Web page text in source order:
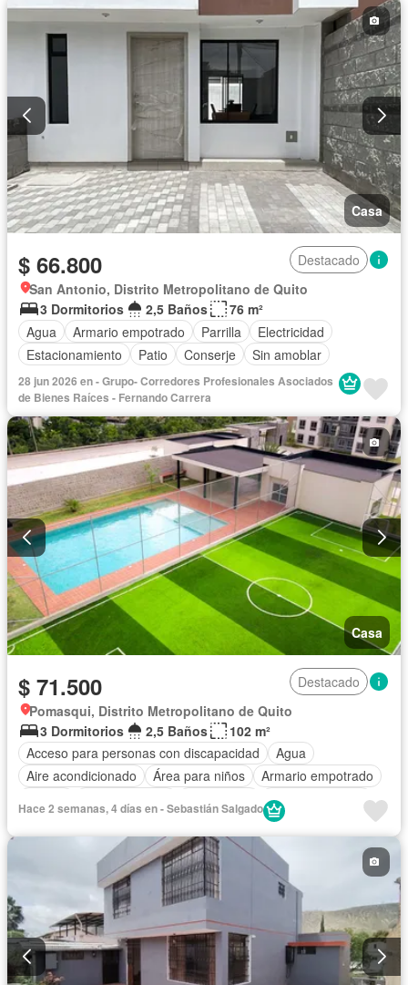
Casa
$ 66.800
Destacado
San Antonio, Distrito Metropolitano de Quito
3 Dormitorios
2,5 Baños
76 m²
Agua
Armario empotrado Parrilla
Electricidad
Estacionamiento
Patio Conserje Sin amoblar
28 jun 2026 en - Grupo- Corredores Profesionales Asociados
de Bienes Raíces - Fernando Carrera
Casa
$ 71.500
Destacado
Pomasqui, Distrito Metropolitano de Quito
3 Dormitorios
2,5 Baños
102 m²
Acceso para personas con discapacidad
Agua
Aire acondicionado
Área para niños
Armario empotrado
Estacionamiento
Piscina
Conserje
Vista panorámica Sin amoblar
Hace 2 semanas, 4 días en - Sebastián Salgado